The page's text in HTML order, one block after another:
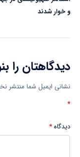
و خوار شدند
دیدگاهتان را
نشانی ایمیل شما منتشر
*
دیدگاه*